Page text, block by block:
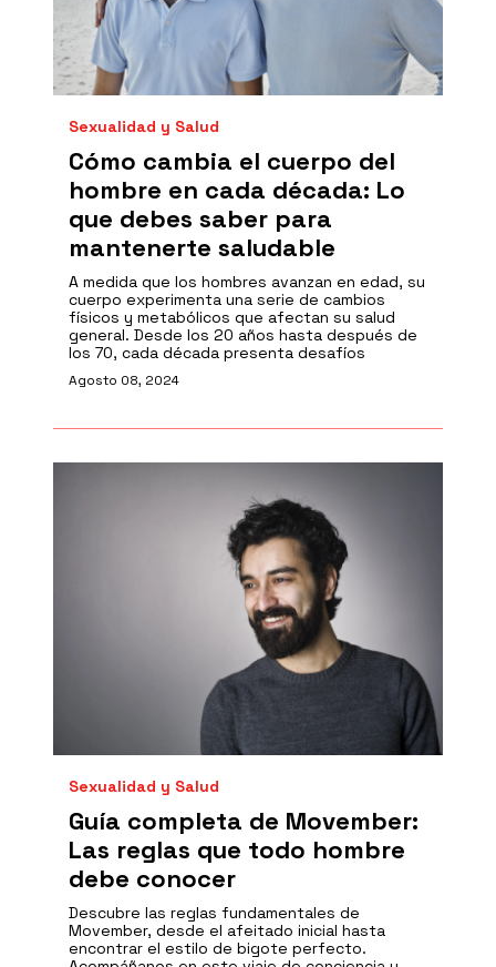
Sexualidad y Salud
Cómo cambia el cuerpo del
hombre en cada década: Lo
que debes saber para
mantenerte saludable
A medida que los hombres avanzan en edad, su
cuerpo experimenta una serie de cambios
físicos y metabólicos que afectan su salud
general. Desde los 20 años hasta después de
los 70, cada década presenta desafíos
Agosto 08, 2024
Sexualidad y Salud
Guía completa de Movember:
Las reglas que todo hombre
debe conocer
Descubre las reglas fundamentales de
Movember, desde el afeitado inicial hasta
encontrar el estilo de bigote perfecto.